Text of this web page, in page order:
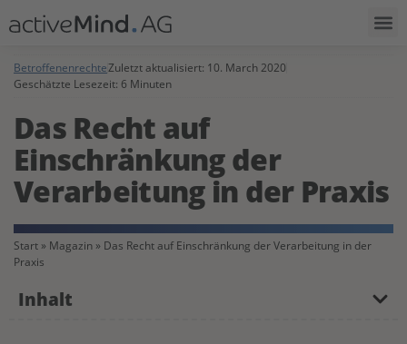
BetroffenenrechteZuletzt aktualisiert: 10. March 2020
Geschätzte Lesezeit: 6 Minuten
Das Recht auf
Einschränkung der
Verarbeitung in der Praxis
Start » Magazin » Das Recht auf Einschränkung der Verarbeitung in der
Praxis
Inhalt